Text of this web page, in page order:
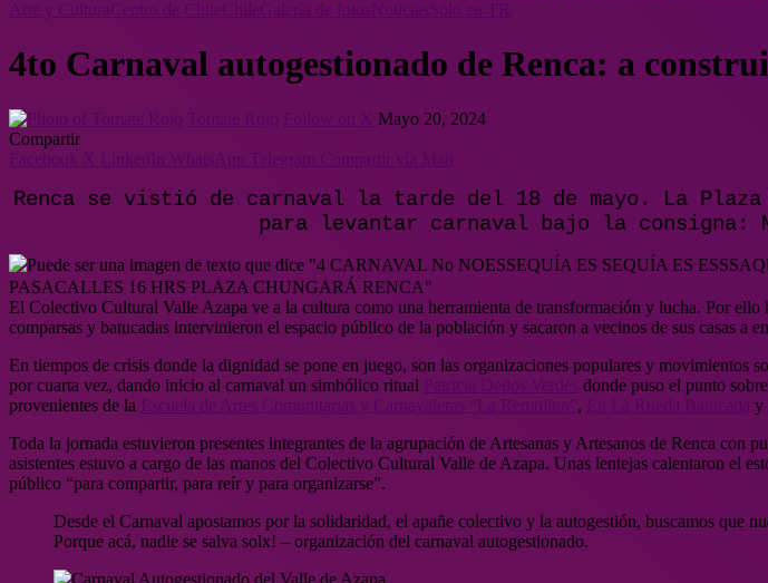
4to Carnaval autogestionado de Renca: a
Mayo 20, 2024
Compartir
Renca se vistió de carnaval la tarde del 18 de mayo. La
para levantar carnaval bajo la consigna:
El Colectivo Cultural Valle Azapa ve a la cultura como una herramienta de transformación y lucha. Por ello
comparsas y batucadas intervinieron el espacio público de la población y sacaron a vecinos de sus casas a
En tiempos de crisis donde la dignidad se pone en juego, son las organizaciones populares y
por cuarta vez, dando inicio al carnaval un simbólico ritual
donde puso el punto
provenientes de la
, y
Toda la jornada estuvieron presentes integrantes de la agrupación de Artesanas y Artesanos de Renca
asistentes estuvo a cargo de las manos del Colectivo Cultural Valle de Azapa. Unas lentejas calentaron el
público “para compartir, para reír y para organizarse”.
Desde el Carnaval apostamos por la solidaridad, el apañe colectivo y la autogestión, buscamos que
Porque acá, nadie se salva solx! – organización del carnaval autogestionado.